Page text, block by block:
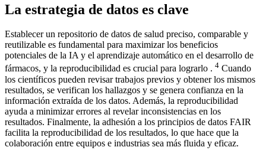
La estrategia de datos es clave
Establecer un repositorio de datos de salud preciso, comparable y
reutilizable es fundamental para maximizar los beneficios
potenciales de la IA y el aprendizaje automático en el desarrollo de
fármacos, y la reproducibilidad es crucial para lograrlo . 4 Cuando
los científicos pueden revisar trabajos previos y obtener los mismos
resultados, se verifican los hallazgos y se genera confianza en la
información extraída de los datos. Además, la reproducibilidad
ayuda a minimizar errores al revelar inconsistencias en los
resultados. Finalmente, la adhesión a los principios de datos FAIR
facilita la reproducibilidad de los resultados, lo que hace que la
colaboración entre equipos e industrias sea más fluida y eficaz.